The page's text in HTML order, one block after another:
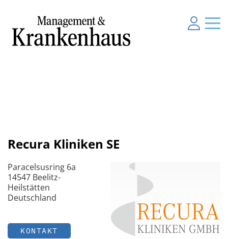
Recura Kliniken SE
Paracelsusring 6a
14547 Beelitz-
Heilstätten
Deutschland
KONTAKT